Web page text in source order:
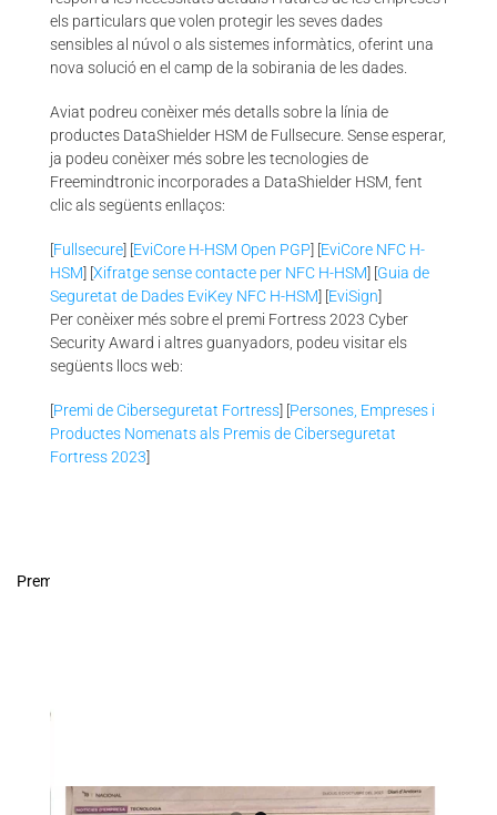
els particulars que volen protegir les seves dades
sensibles al núvol o als sistemes informàtics, oferint una
nova solució en el camp de la sobirania de les dades.
Aviat podreu conèixer més detalls sobre la línia de
productes DataShielder HSM de Fullsecure. Sense esperar,
ja podeu conèixer més sobre les tecnologies de
Freemindtronic incorporades a DataShielder HSM, fent
clic als següents enllaços:
[Fullsecure] [EviCore H-HSM Open PGP] [EviCore NFC H-
HSM] [Xifratge sense contacte per NFC H-HSM] [Guia de
Seguretat de Dades EviKey NFC H-HSM] [EviSign]
Per conèixer més sobre el premi Fortress 2023 Cyber
Security Award i altres guanyadors, podeu visitar els
següents llocs web:
[Premi de Ciberseguretat Fortress] [Persones, Empreses i
Productes Nomenats als Premis de Ciberseguretat
Fortress 2023]
Premsa Nacional d’Andorra